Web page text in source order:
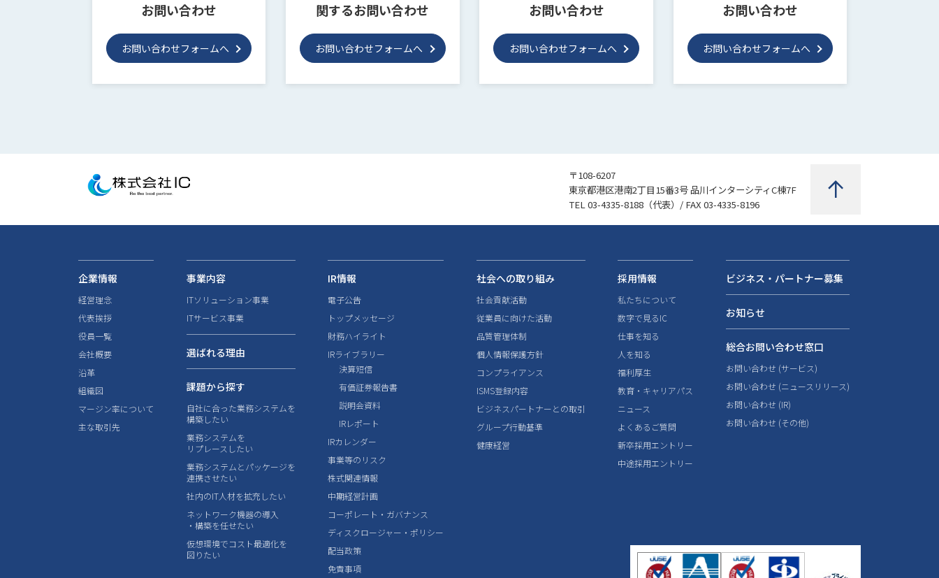
お問い合わせ
お問い合わせフォームへ
関するお問い合わせ
お問い合わせフォームへ
お問い合わせ
お問い合わせフォームへ
お問い合わせ
お問い合わせフォームへ
〒108-6207
東京都港区港南2丁目15番3号 品川インターシティC棟7F
TEL 03-4335-8188 （代表）/ FAX 03-4335-8196
企業情報
経営理念
代表挨拶
役員一覧
会社概要
沿革
組織図
マージン率について
主な取引先
事業内容
ITソリューション事業
ITサービス事業
選ばれる理由
課題から探す
自社に合った業務システムを
構築したい
業務システムを
リプレースしたい
業務システムとパッケージを
連携させたい
社内のIT人材を拡充したい
ネットワーク機器の導入
・構築を任せたい
仮想環境でコスト最適化を
図りたい
IR情報
電子公告
トップメッセージ
財務ハイライト
IRライブラリー
決算短信
有価証券報告書
説明会資料
IRレポート
IRカレンダー
事業等のリスク
株式関連情報
中期経営計画
コーポレート・ガバナンス
ディスクロージャー・ポリシー
配当政策
免責事項
社会への取り組み
社会貢献活動
従業員に向けた活動
品質管理体制
個人情報保護方針
コンプライアンス
ISMS登録内容
ビジネスパートナーとの取引
グループ行動基準
健康経営
採用情報
私たちについて
数字で見るIC
仕事を知る
人を知る
福利厚生
教育・キャリアパス
ニュース
よくあるご質問
新卒採用エントリー
中途採用エントリー
ビジネス・パートナー募集
お知らせ
総合お問い合わせ窓口
お問い合わせ (サービス)
お問い合わせ (ニュースリリース)
お問い合わせ (IR)
お問い合わせ (その他)